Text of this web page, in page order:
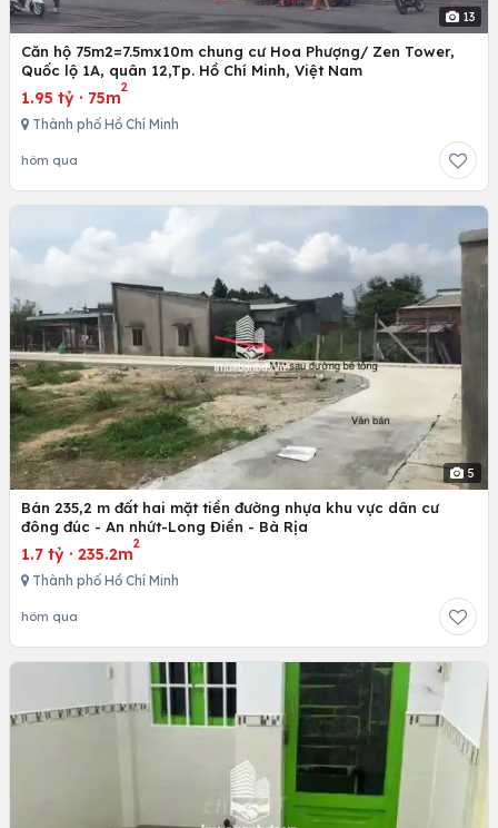
13
Căn hộ 75m2=7.5mx10m chung cư Hoa Phượng/ Zen Tower,
Quốc lộ 1A, quân 12,Tp. Hồ Chí Minh, Việt Nam
1.95 tỷ · 75m
2
Thành phố Hồ Chí Minh
hôm qua
5
Bán 235,2 m đất hai mặt tiền đường nhựa khu vực dân cư
đông đúc - An nhứt-Long Điền - Bà Rịa
1.7 tỷ · 235.2m
2
Thành phố Hồ Chí Minh
hôm qua